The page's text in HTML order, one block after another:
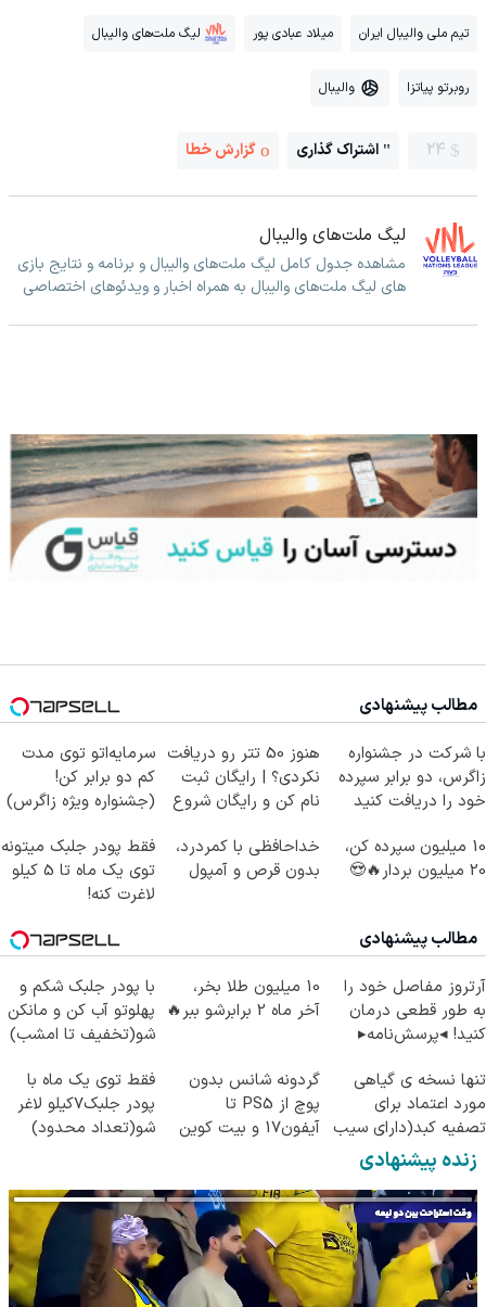
تیم ملی والیبال ایران میلاد عبادی پور لیگ ملت‌های والیبال
روبرتو پیاتزا والیبال
24 اشتراک گذاری گزارش خطا
لیگ ملت‌های والیبال
مشاهده جدول کامل لیگ ملت‌های والیبال و برنامه و نتایج بازی
های لیگ ملت‌های والیبال به همراه اخبار و ویدئوهای اختصاصی
مطالب پیشنهادی
با شرکت در جشنواره
زاگرس، دو برابر سپرده
خود را دریافت کنید
هنوز 50 تتر رو دریافت
نکردی؟ | رایگان ثبت
نام کن و رایگان شروع
سرمایه‌اتو توی مدت
کم دو برابر کن!
(جشنواره ویژه زاگرس)
10 میلیون سپرده کن،
20 میلیون بردار🔥😍
خداحافظی با کمردرد،
بدون قرص و آمپول
فقط پودر جلبک میتونه
توی یک ماه تا 5 کیلو
لاغرت کنه!
مطالب پیشنهادی
آرتروز مفاصل خود را
به طور قطعی درمان
کنید! ◂پرسش‌نامه▸
10 میلیون طلا بخر،
آخر ماه 2 برابرشو ببر🔥
با پودر جلبک شکم و
پهلوتو آب کن و مانکن
شو(تخفیف تا امشب)
تنها نسخه ی گیاهی
مورد اعتماد برای
تصفیه کبد(دارای سیب
سلامت)
گردونه شانس بدون
پوچ از PS5 تا
آیفون17 و بیت کوین
فقط توی یک ماه با
پودر جلبک7کیلو لاغر
شو(تعداد محدود)
زنده پیشنهادی